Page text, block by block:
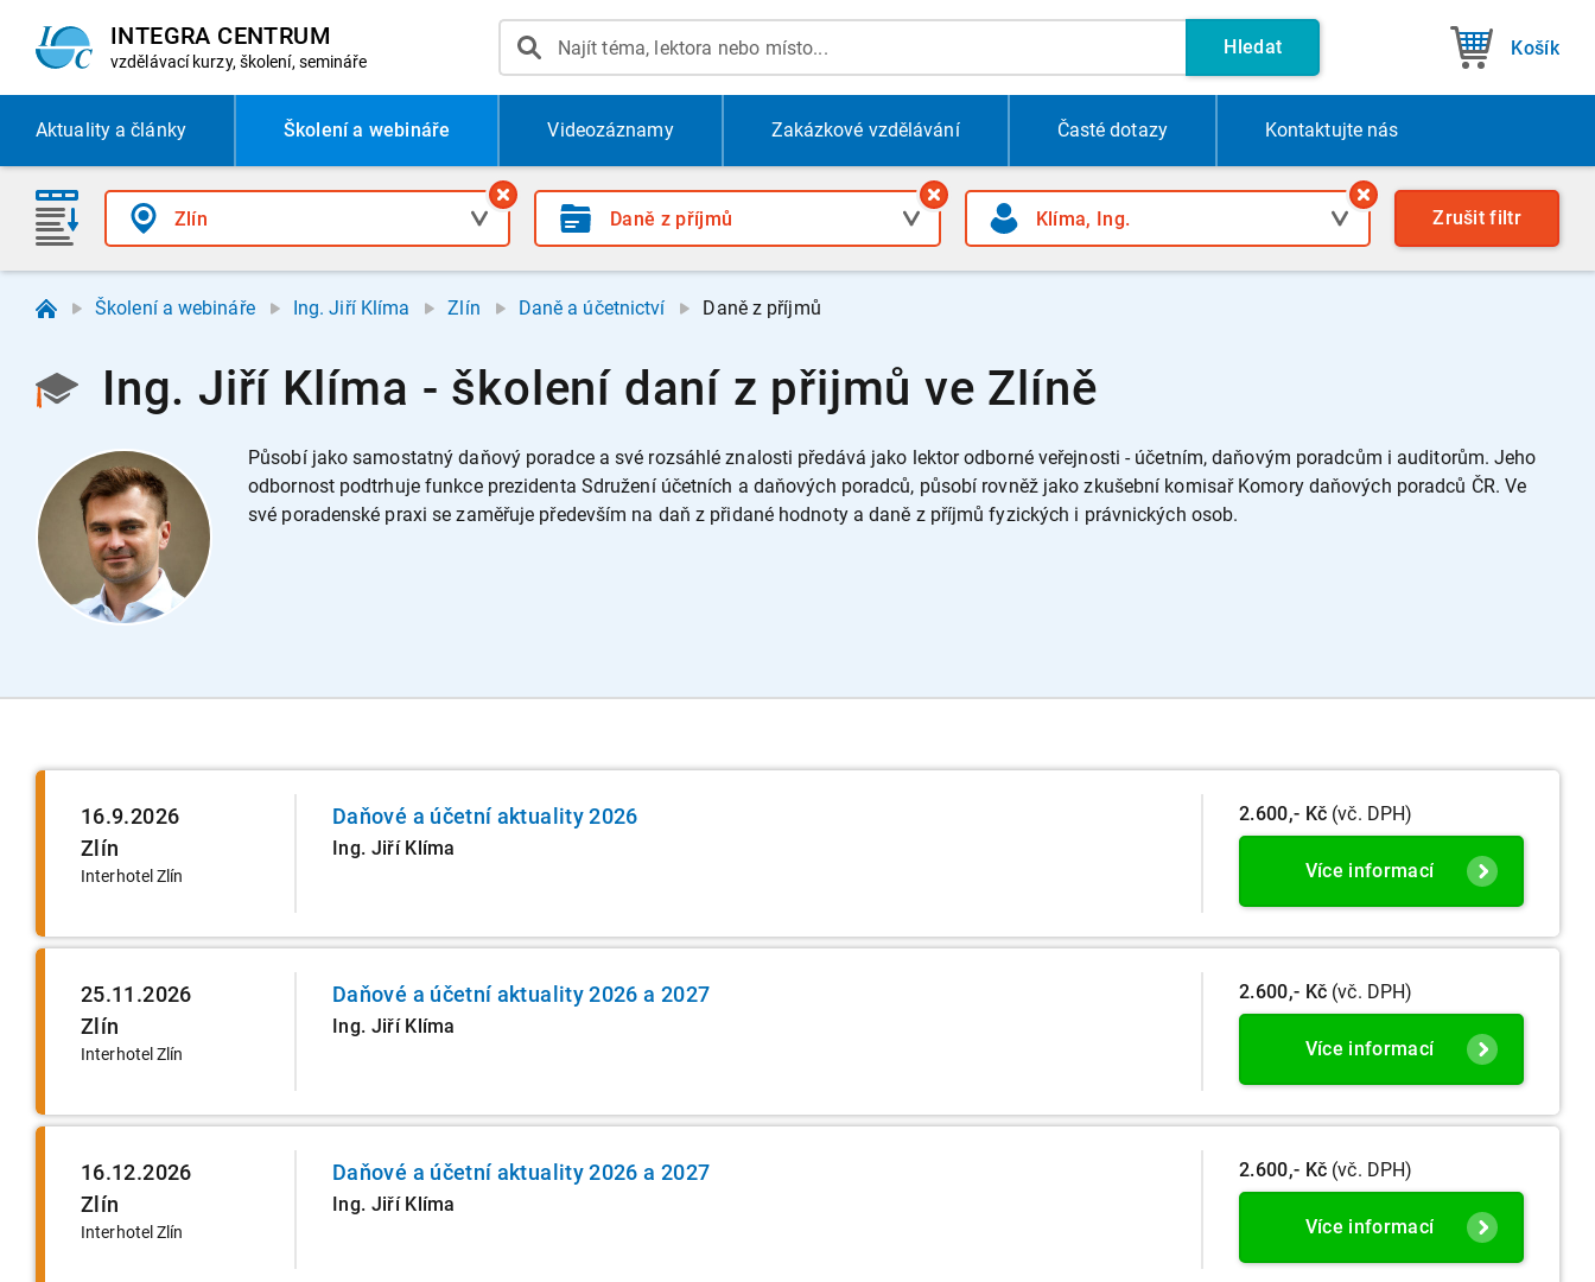
INTEGRA CENTRUM
vzdělávací kurzy, školení, semináře
Hledat Košík
Aktualitya články Školení a webináře Videozáznamy Zakázkové vzdělávání Časté dotazy Kontaktujte nás
Zrušit filtr
Školení a webináře Ing. Jiří Klíma Zlín Daně a účetnictví Daně z příjmů
Ing. Jiří Klíma - školení daní z přijmů ve Zlíně
Působí jako samostatný daňový poradce a své rozsáhlé znalosti předává jako lektor odborné veřejnosti - účetním, daňovým poradcům i auditorům. Jeho
odbornost podtrhuje funkce prezidenta Sdružení účetních a daňových poradců, působí rovněž jako zkušební komisař Komory daňových poradců ČR. Ve
své poradenské praxi se zaměřuje především na daň z přidané hodnoty a daně z příjmů fyzických i právnických osob.
16.9.2026
Zlín
Interhotel Zlín
Daňové a účetní aktuality 2026
Ing. Jiří Klíma
2.600,- Kč (vč. DPH)
Více informací
25.11.2026
Zlín
Interhotel Zlín
Daňové a účetní aktuality 2026 a 2027
Ing. Jiří Klíma
2.600,- Kč (vč. DPH)
Více informací
16.12.2026
Zlín
Interhotel Zlín
Daňové a účetní aktuality 2026 a 2027
Ing. Jiří Klíma
2.600,- Kč (vč. DPH)
Více informací